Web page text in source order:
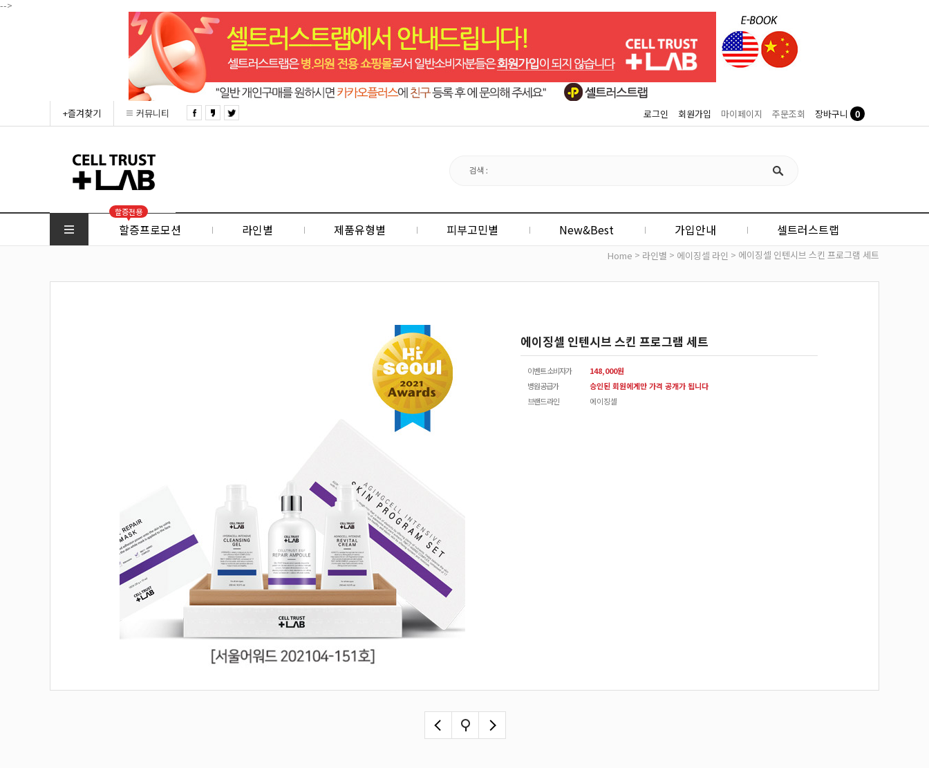
-->
+즐겨찾기 커뮤니티 로그인 회원가입 마이페이지 주문조회 장바구니 0
할증전용
할증프로모션 라인별 제품유형별 피부고민별 New&Best 가입안내 셀트러스트랩
Home > 라인별 > 에이징셀 라인 > 에이징셀 인텐시브 스킨 프로그램 세트
에이징셀 인텐시브 스킨 프로그램 세트
이벤트 소비자가
148,000원
병원공급가
승인된 회원에게만 가격 공개가 됩니다
브랜드 라인
에이징셀